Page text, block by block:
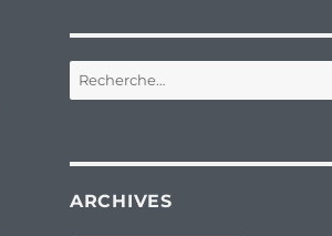
Recherche
pour :
ARCHIVES